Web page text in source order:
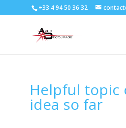
+33 4 94 50 36 32
Helpful topic
idea so far